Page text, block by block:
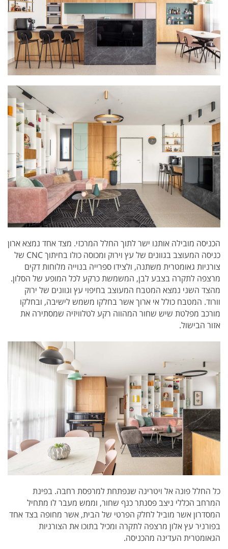
הכניסה מובילה אותנו ישר לתוך החלל המרכזי. מצד אחד נמצא ארון
כניסה המעוצב בגוונים של עץ וירוק ומכוסה כולו בחיתוך CNC של
צורניות גאומטרית משתנה, ולצידו ספרייה בנוייה מלוחות דקים
מרצפה לתקרה בצבע לבן, המשמשת כרקע לכל המופע של הסלון.
מהצד השני נמצא המטבח המעוצב בחיפוי עץ וגוונים של ירוק
וורוד. המטבח כולל אי ארוך אשר בחלקו משמש לישיבה, ובחלקו
מורכב מפלטת שיש שחור המהווה רקע לטלוויזיה שמסתירה את
אזור הבישול.
כל החלל פונה אל ויטרינה שנפתחת למרפסת רחבה. בפינת
המרחב הכללי ניצב פסנתר כנף שחור, וממש מעבר לו מתחיל
המסדרון אשר מוביל לחלק הפרטי של הבית, אשר מחופה בצד אחד
בפורניר עץ אלון מרצפה לתקרה ומכיל בתוכו את הצורניות
הגאומטרית העדינה מהכניסה.